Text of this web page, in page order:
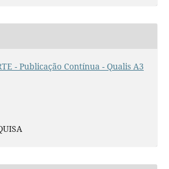
- Publicação Contínua - Qualis A3